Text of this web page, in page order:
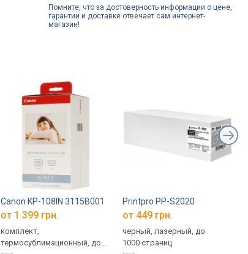
Помните, что за достоверность информации о цене,
гарантии и доставке отвечает сам интернет-
магазин!
Canon KP-108IN 3115B001
от 1 399 грн.
комплект,
термосублимационный, до
Printpro PP-S2020
от 449 грн.
черный, лазерный, до
1000 страниц